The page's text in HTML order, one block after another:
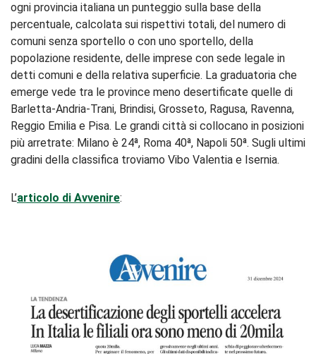
ogni provincia italiana un punteggio sulla base della
percentuale, calcolata sui rispettivi totali, del numero di
comuni senza sportello o con uno sportello, della
popolazione residente, delle imprese con sede legale in
detti comuni e della relativa superficie. La graduatoria che
emerge vede tra le province meno desertificate quelle di
Barletta-Andria-Trani, Brindisi, Grosseto, Ragusa, Ravenna,
Reggio Emilia e Pisa. Le grandi città si collocano in posizioni
più arretrate: Milano è 24ª, Roma 40ª, Napoli 50ª. Sugli ultimi
gradini della classifica troviamo Vibo Valentia e Isernia.
L’articolo di Avvenire: